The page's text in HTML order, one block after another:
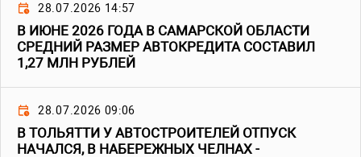
28.07.2026 14:57
В ИЮНЕ 2026 ГОДА В САМАРСКОЙ ОБЛАСТИ
СРЕДНИЙ РАЗМЕР АВТОКРЕДИТА СОСТАВИЛ
1,27 МЛН РУБЛЕЙ
28.07.2026 09:06
В ТОЛЬЯТТИ У АВТОСТРОИТЕЛЕЙ ОТПУСК
НАЧАЛСЯ, В НАБЕРЕЖНЫХ ЧЕЛНАХ -